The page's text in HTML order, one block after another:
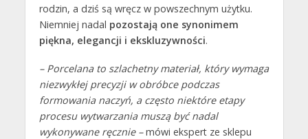
rodzin, a dziś są wręcz w powszechnym użytku.
Niemniej nadal pozostają one synonimem
piękna, elegancji i ekskluzywności.
– Porcelana to szlachetny materiał, który wymaga
niezwykłej precyzji w obróbce podczas
formowania naczyń, a często niektóre etapy
procesu wytwarzania muszą być nadal
wykonywane ręcznie –mówi ekspert ze sklepu